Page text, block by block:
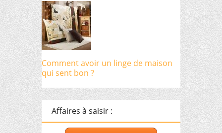
Comment avoir un linge de maison
qui sent bon ?
Affaires à saisir :